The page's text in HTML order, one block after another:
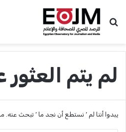
بحث عن
لم يتم العثور
يبدوا أننا لم ’ نستطع أن نجد ما ’ تبحث